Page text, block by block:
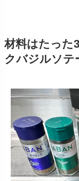
材料はたった
クバジルソテ